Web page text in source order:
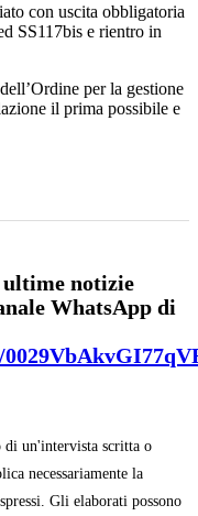
con uscita obbligatoria
SS117bis e rientro in
per la gestione
il prima possibile e
notizie
WhatsApp di
di un'intervista scritta o
necessariamente la
Gli elaborati possono